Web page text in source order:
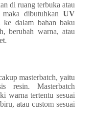
di ruang terbuka atau
maka dibutuhkanUV
dalam bahan baku
berubah warna, atau
masterbatch, yaitu
resin. Masterbatch
warna tertentu sesuai
atau custom sesuai